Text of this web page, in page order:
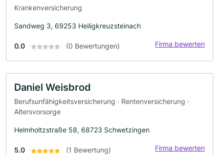
Krankenversicherung
Sandweg 3, 69253 Heiligkreuzsteinach
0.0 (0 Bewertungen) Firma bewerten
Daniel Weisbrod
Berufsunfähigkeitsversicherung · Rentenversicherung ·
Altersvorsorge
Helmholtzstraße 58, 68723 Schwetzingen
5.0 (1 Bewertung) Firma bewerten